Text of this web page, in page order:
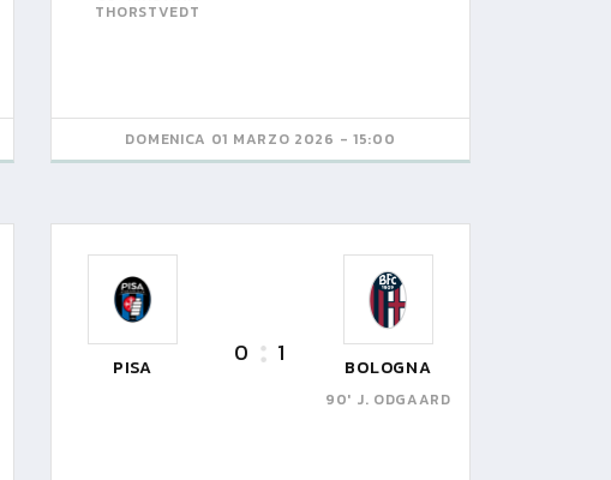
THORSTVEDT
DOMENICA 01 MARZO 2026 - 15:00
PISA 0 1 BOLOGNA
90' J. ODGAARD